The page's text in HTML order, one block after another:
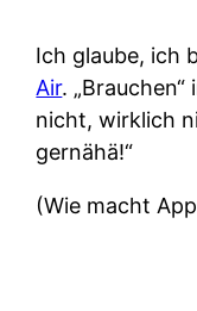
Ich glaube, ich
Air.
nicht, wirklich
gernähä!“
(Wie macht